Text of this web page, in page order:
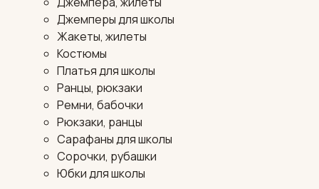
Джемперы для школы
Жакеты, жилеты
Костюмы
Платья для школы
Ранцы, рюкзаки
Ремни, бабочки
Рюкзаки, ранцы
Сарафаны для школы
Сорочки, рубашки
Юбки для школы